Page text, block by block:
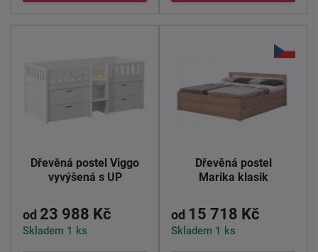
Dřevěná postel Viggo
vyvýšená s UP
od 23 988 Kč
Skladem 1 ks
Dřevěná postel
Marika klasik
od 15 718 Kč
Skladem 1 ks